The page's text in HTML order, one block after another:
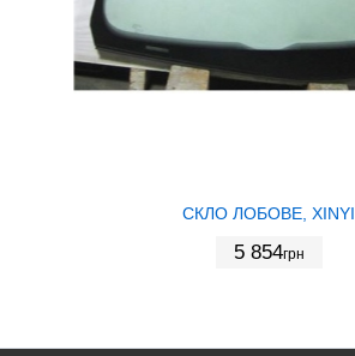
СКЛО ЛОБОВЕ, XINYI
5 854грн